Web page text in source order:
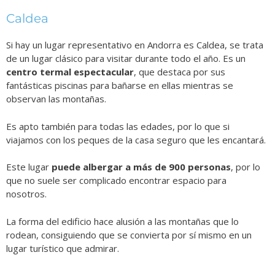
Caldea
Si hay un lugar representativo en Andorra es Caldea, se trata
de un lugar clásico para visitar durante todo el año. Es un
centro termal espectacular, que destaca por sus
fantásticas piscinas para bañarse en ellas mientras se
observan las montañas.
Es apto también para todas las edades, por lo que si
viajamos con los peques de la casa seguro que les encantará.
Este lugar puede albergar a más de 900 personas, por lo
que no suele ser complicado encontrar espacio para
nosotros.
La forma del edificio hace alusión a las montañas que lo
rodean, consiguiendo que se convierta por sí mismo en un
lugar turístico que admirar.